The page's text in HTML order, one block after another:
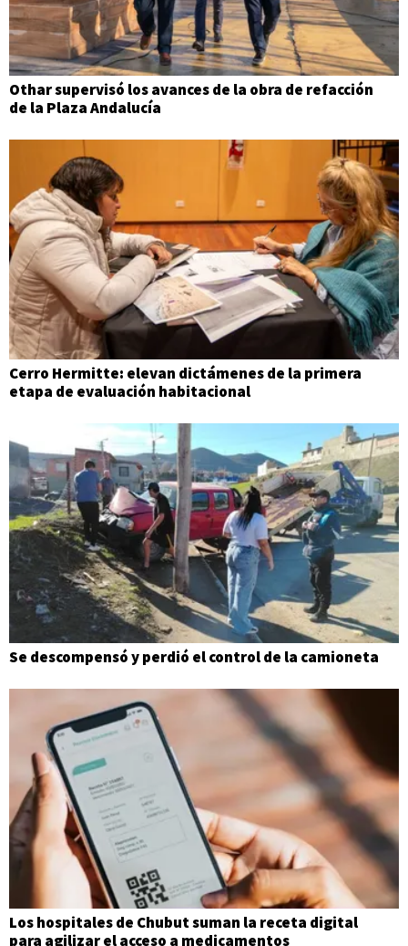
Othar supervisó los avances de la obra de refacción
de la Plaza Andalucía
Cerro Hermitte: elevan dictámenes de la primera
etapa de evaluación habitacional
Se descompensó y perdió el control de la camioneta
Los hospitales de Chubut suman la receta digital
para agilizar el acceso a medicamentos